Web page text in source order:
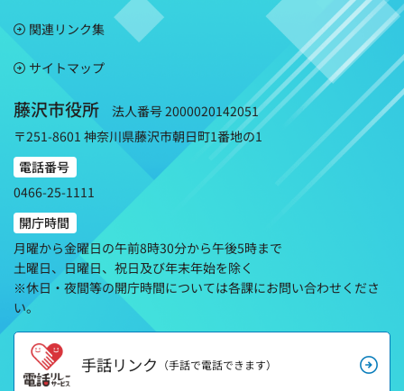
関連リンク集
サイトマップ
藤沢市役所
法人番号 2000020142051
〒251-8601 神奈川県藤沢市朝日町1番地の1
電話番号
0466-25-1111
開庁時間
月曜から金曜日の午前8時30分から午後5時まで
土曜日、日曜日、祝日及び年末年始を除く
※休日・夜間等の開庁時間については各課にお問い合わせくださ
い。
手話リンク （手話で電話できます）